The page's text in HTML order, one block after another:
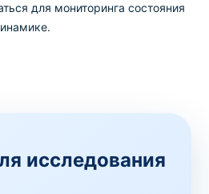
для мониторинга состояния
исследования